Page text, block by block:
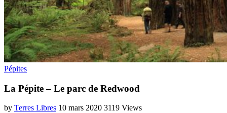
Pépites
La Pépite – Le parc de Redwood
by Terres Libres 10 mars 2020 3119 Views